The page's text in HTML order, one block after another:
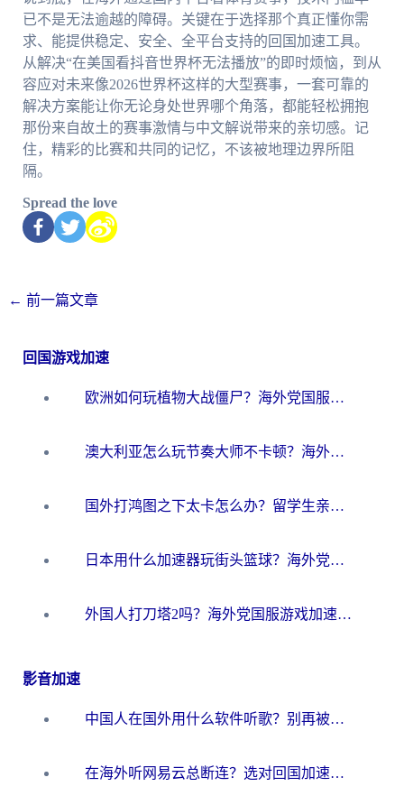
已不是无法逾越的障碍。关键在于选择那个真正懂你需
求、能提供稳定、安全、全平台支持的回国加速工具。
从解决“在美国看抖音世界杯无法播放”的即时烦恼，到从
容应对未来像2026世界杯这样的大型赛事，一套可靠的
解决方案能让你无论身处世界哪个角落，都能轻松拥抱
那份来自故土的赛事激情与中文解说带来的亲切感。记
住，精彩的比赛和共同的记忆，不该被地理边界所阻
隔。
Spread the love
← 前一篇文章
回国游戏加速
欧洲如何玩植物大战僵尸？海外党国服游戏加速避坑指南（附实测对比）
澳大利亚怎么玩节奏大师不卡顿？海外党国服游戏加速终极指南
国外打鸿图之下太卡怎么办？留学生亲测有效的国服游戏加速方案
日本用什么加速器玩街头篮球？海外党国服游戏不卡顿的终极攻略
外国人打刀塔2吗？海外党国服游戏加速避坑全攻略
影音加速
中国人在国外用什么软件听歌？别再被地域限制卡脖子，这篇教你轻松解锁国内音乐库
在海外听网易云总断连？选对回国加速器，告别地区限制和卡顿